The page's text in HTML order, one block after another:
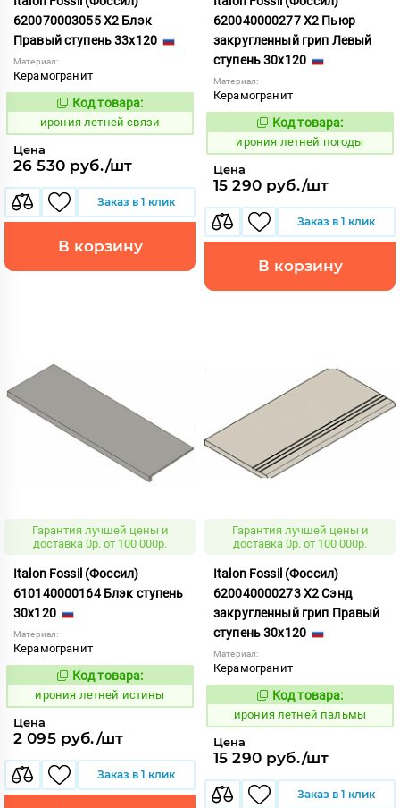
620070003055 X2 Блэк
Правый ступень 33x120
Материал:
Керамогранит
1099711
Код товара:
ирония летней связи
Цена
26 530 руб./шт
Заказ в 1 клик
В корзину
620040000277 X2 Пьюр
закругленный грип Левый
ступень 30x120
Материал:
Керамогранит
1099696
Код товара:
ирония летней погоды
Цена
15 290 руб./шт
Заказ в 1 клик
В корзину
Гарантия лучшей цены и
доставка 0р. от 100 000р.
Italon Fossil (Фоссил)
610140000164 Блэк ступень
30x120
Материал:
Керамогранит
1099661
Код товара:
ирония летней истины
Цена
2 095 руб./шт
Заказ в 1 клик
Гарантия лучшей цены и
доставка 0р. от 100 000р.
Italon Fossil (Фоссил)
620040000273 X2 Сэнд
закругленный грип Правый
ступень 30x120
Материал:
Керамогранит
1099692
Код товара:
ирония летней пальмы
Цена
15 290 руб./шт
Заказ в 1 клик